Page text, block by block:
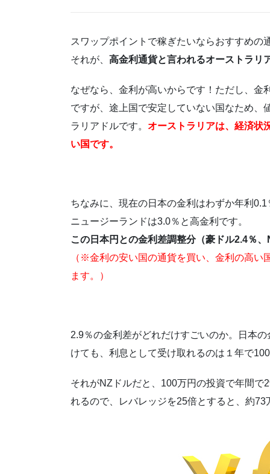
スワップポイントで稼ぎたいならおすすめの
それが、 高金利通貨と言われるオーストラリ
なぜなら、金利が高いからです！ただし、金
ですが、途上国で安定していない国なため、
ラリアドルです。 オーストラリアは、経済状
い国です。
ちなみに、現在の日本の金利はわずか年利
ニュージーランドは3.0％と高金利です。
この日本円との金利差調整分（豪ドル2.4％
（※金利の安い国の通貨を買い、金利の高い
ます。）
2.9％の金利差がどれだけすごいのか。日本
けても、利息として受け取れるのは１年で
それがNZドルだと、100万円の投資で年間で
れるので、レバレッジを25倍とすると、約73